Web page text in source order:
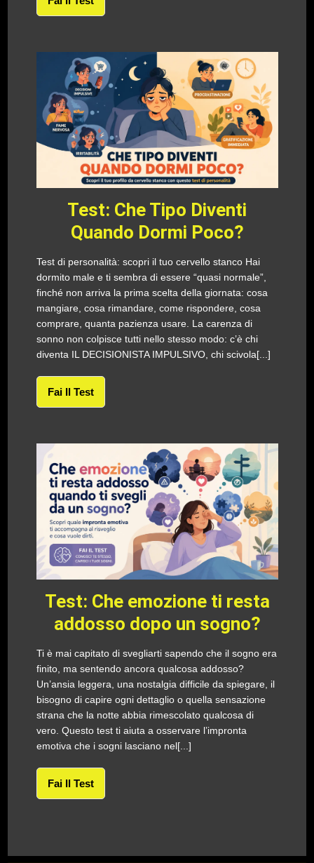
Test: Che Tipo Diventi
Quando Dormi Poco?
Test di personalità: scopri il tuo cervello stanco Hai
dormito male e ti sembra di essere “quasi normale”,
finché non arriva la prima scelta della giornata: cosa
mangiare, cosa rimandare, come rispondere, cosa
comprare, quanta pazienza usare. La carenza di
sonno non colpisce tutti nello stesso modo: c’è chi
diventa IL DECISIONISTA IMPULSIVO, chi scivola[...]
Fai Il Test
Test: Che emozione ti resta
addosso dopo un sogno?
Ti è mai capitato di svegliarti sapendo che il sogno era
finito, ma sentendo ancora qualcosa addosso?
Un’ansia leggera, una nostalgia difficile da spiegare, il
bisogno di capire ogni dettaglio o quella sensazione
strana che la notte abbia rimescolato qualcosa di
vero. Questo test ti aiuta a osservare l’impronta
emotiva che i sogni lasciano nel[...]
Fai Il Test